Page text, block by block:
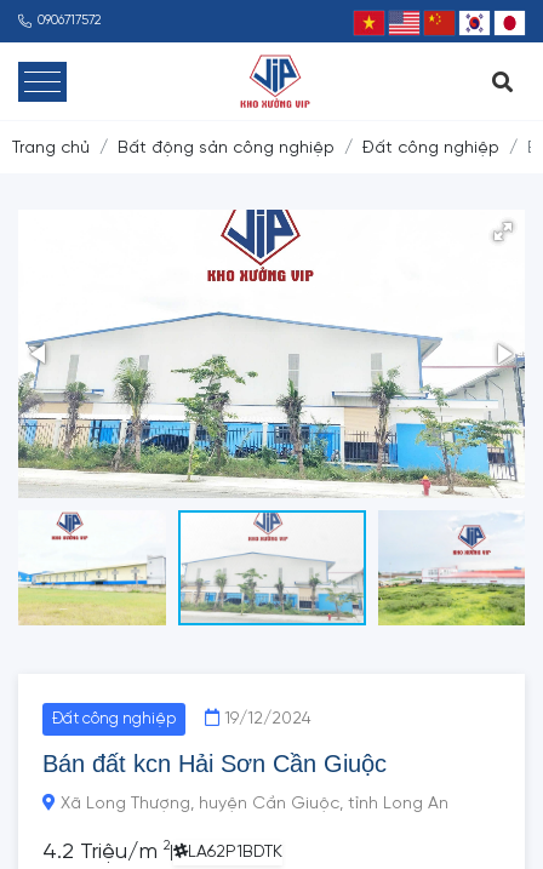
0906717572
Trang chủ Bất động sản công nghiệp Đất công nghiệp
Đất công nghiệp 19/12/2024
Bán đất kcn Hải Sơn Cần Giuộc
Xã Long Thượng, huyện Cần Giuộc, tỉnh Long An
4.2 Triệu/m 2 LA62P1BDTK